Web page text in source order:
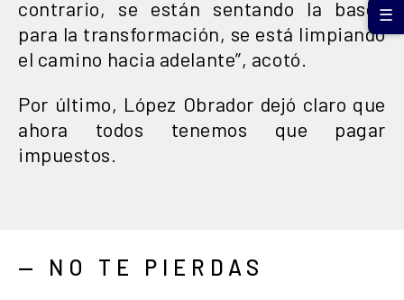
contrario, se están sentando la bases
para la transformación, se está limpiando
el camino hacia adelante”, acotó.
Por último, López Obrador dejó claro que
ahora todos tenemos que pagar
impuestos.
— NO TE PIERDAS
☰